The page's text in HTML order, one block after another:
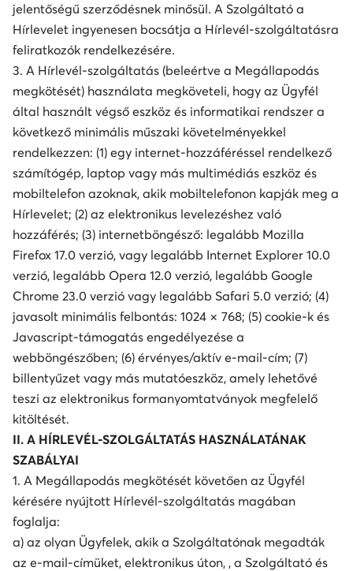
jelentőségű szerződésnek minősül. A Szolgáltató a
Hírlevelet ingyenesen bocsátja a Hírlevél-szolgáltatásra
feliratkozók rendelkezésére.
3. A Hírlevél-szolgáltatás (beleértve a Megállapodás
megkötését) használata megköveteli, hogy az Ügyfél
által használt végső eszköz és informatikai rendszer a
következő minimális műszaki követelményekkel
rendelkezzen: (1) egy internet-hozzáféréssel rendelkező
számítógép, laptop vagy más multimédiás eszköz és
mobiltelefon azoknak, akik mobiltelefonon kapják meg a
Hírlevelet; (2) az elektronikus levelezéshez való
hozzáférés; (3) internetböngésző: legalább Mozilla
Firefox 17.0 verzió, vagy legalább Internet Explorer 10.0
verzió, legalább Opera 12.0 verzió, legalább Google
Chrome 23.0 verzió vagy legalább Safari 5.0 verzió; (4)
javasolt minimális felbontás: 1024 × 768; (5) cookie-k és
Javascript-támogatás engedélyezése a
webböngészőben; (6) érvényes/aktív e-mail-cím; (7)
billentyűzet vagy más mutatóeszköz, amely lehetővé
teszi az elektronikus formanyomtatványok megfelelő
kitöltését.
II. A HÍRLEVÉL-SZOLGÁLTATÁS HASZNÁLATÁNAK
SZABÁLYAI
1. A Megállapodás megkötését követően az Ügyfél
kérésére nyújtott Hírlevél-szolgáltatás magában
foglalja:
a) az olyan Ügyfelek, akik a Szolgáltatónak megadták
az e-mail-címüket, elektronikus úton, , a Szolgáltató és